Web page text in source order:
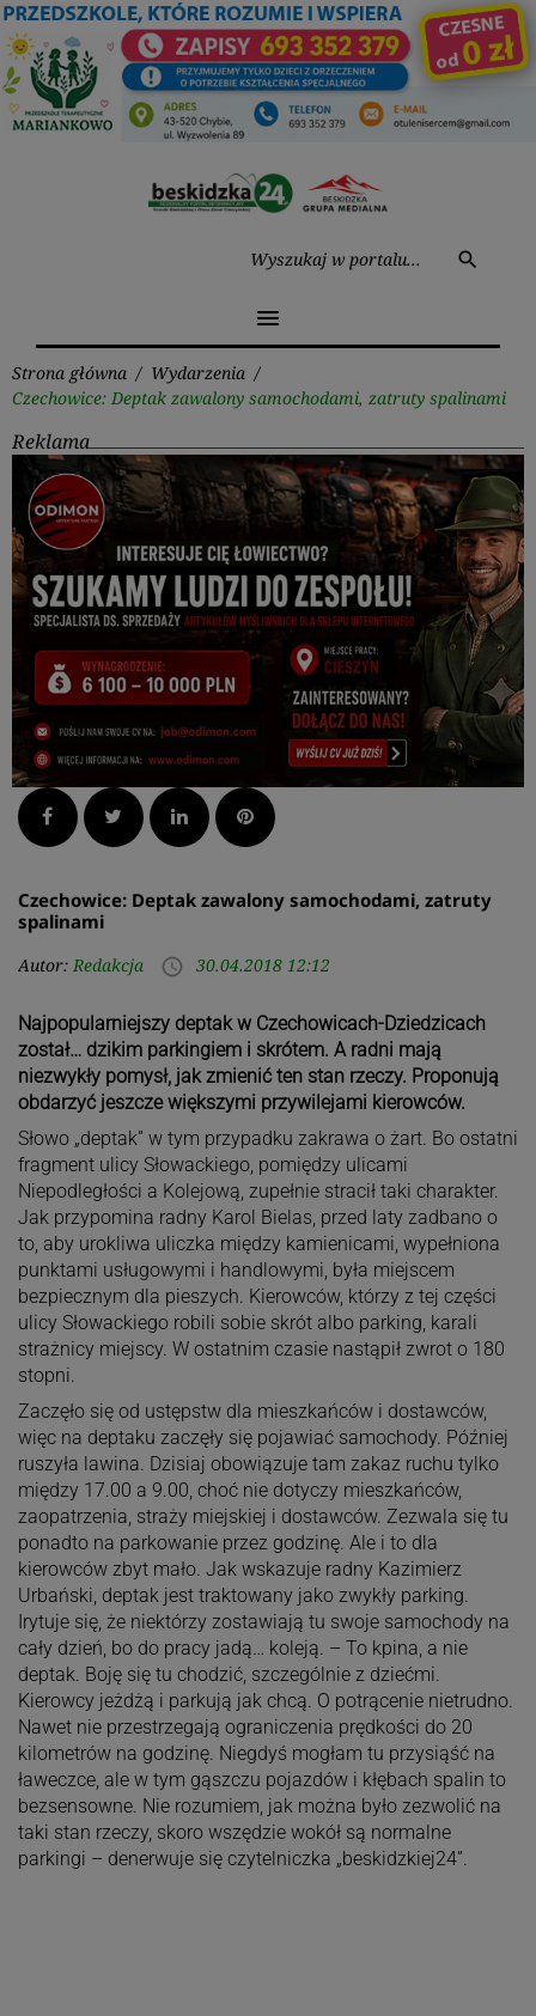
Przejdź
do
treści
search
menu
Strona główna / Wydarzenia /
Czechowice: Deptak zawalony samochodami, zatruty spalinami
Reklama
Facebook Twitter LinkedInPinterest
Czechowice: Deptak zawalony samochodami, zatruty
spalinami
Autor: Redakcja access_time 30.04.2018 12:12
Najpopularniejszy deptak w Czechowicach-Dziedzicach
został… dzikim parkingiem i skrótem. A radni mają
niezwykły pomysł, jak zmienić ten stan rzeczy. Proponują
obdarzyć jeszcze większymi przywilejami kierowców.
Słowo „deptak” w tym przypadku zakrawa o żart. Bo ostatni
fragment ulicy Słowackiego, pomiędzy ulicami
Niepodległości a Kolejową, zupełnie stracił taki charakter.
Jak przypomina radny Karol Bielas, przed laty zadbano o
to, aby urokliwa uliczka między kamienicami, wypełniona
punktami usługowymi i handlowymi, była miejscem
bezpiecznym dla pieszych. Kierowców, którzy z tej części
ulicy Słowackiego robili sobie skrót albo parking, karali
strażnicy miejscy. W ostatnim czasie nastąpił zwrot o 180
stopni.
Zaczęło się od ustępstw dla mieszkańców i dostawców,
więc na deptaku zaczęły się pojawiać samochody. Później
ruszyła lawina. Dzisiaj obowiązuje tam zakaz ruchu tylko
między 17.00 a 9.00, choć nie dotyczy mieszkańców,
zaopatrzenia, straży miejskiej i dostawców. Zezwala się tu
ponadto na parkowanie przez godzinę. Ale i to dla
kierowców zbyt mało. Jak wskazuje radny Kazimierz
Urbański, deptak jest traktowany jako zwykły parking.
Irytuje się, że niektórzy zostawiają tu swoje samochody na
cały dzień, bo do pracy jadą… koleją. – To kpina, a nie
deptak. Boję się tu chodzić, szczególnie z dziećmi.
Kierowcy jeżdżą i parkują jak chcą. O potrącenie nietrudno.
Nawet nie przestrzegają ograniczenia prędkości do 20
kilometrów na godzinę. Niegdyś mogłam tu przysiąść na
ławeczce, ale w tym gąszczu pojazdów i kłębach spalin to
bezsensowne. Nie rozumiem, jak można było zezwolić na
taki stan rzeczy, skoro wszędzie wokół są normalne
parkingi – denerwuje się czytelniczka „beskidzkiej24”.